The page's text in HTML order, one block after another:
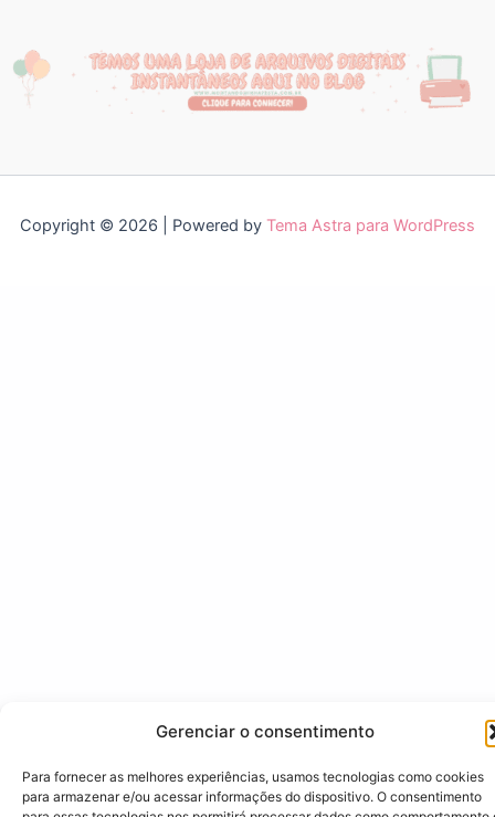
Gerenciar o consentimento
Para fornecer as melhores experiências, usamos tecnologias como cookies
para armazenar e/ou acessar informações do dispositivo. O consentimento
Copyright © 2026 | Powered by Tema Astra para WordPress